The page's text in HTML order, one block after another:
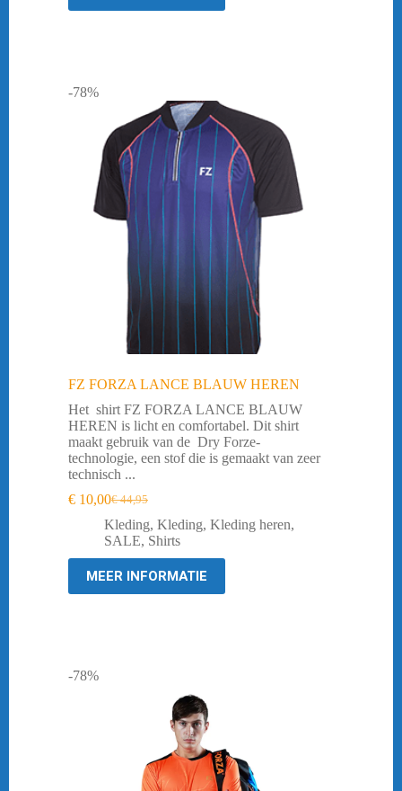
-78%
FZ FORZA LANCE BLAUW HEREN
Het shirt FZ FORZA LANCE BLAUW
HEREN is licht en comfortabel. Dit shirt
maakt gebruik van de Dry Forze-
technologie, een stof die is gemaakt van zeer
technisch ...
€44,95
Oorspronkelijke
prijs
was:
€ 44,95.
€ 10,00Huidige
prijs
is:
€ 10,00.
Kleding, Kleding, Kleding heren,
SALE, Shirts
MEER INFORMATIE
-78%